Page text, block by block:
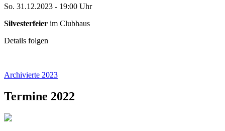
So. 31.12.2023 - 19:00 Uhr
Silvesterfeier im Clubhaus
Details folgen
Archivierte 2023
Termine 2022